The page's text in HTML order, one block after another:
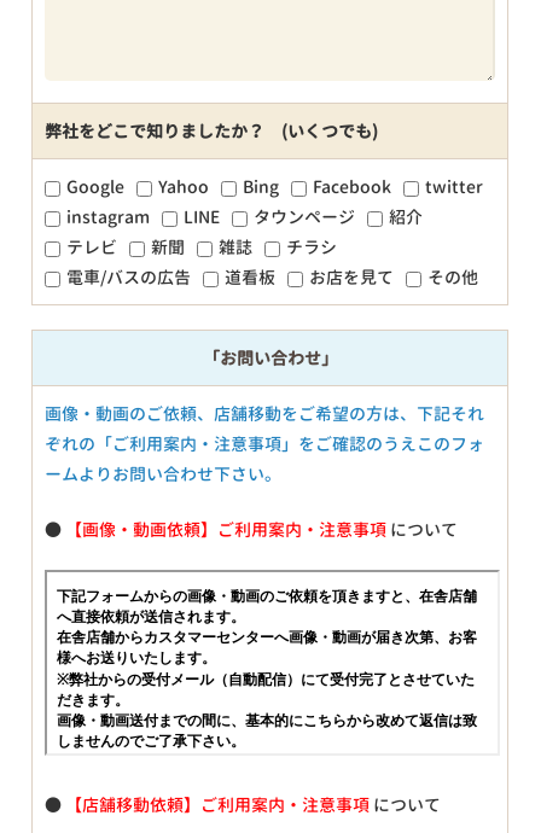
弊社をどこで知りましたか？ (いくつでも)
Google Yahoo Bing Facebook
twitter
instagram
LINE タウンページ
紹介
テレビ
新聞 雑誌
チラシ
電車/バスの広告
道看板 お店を見て その他
「お問い合わせ」
画像・動画のご依頼、店舗移動をご希望の方は、下記それ
ぞれの「ご利用案内・注意事項」をご確認のうえこのフォ
ームよりお問い合わせ下さい。
● 【画像・動画依頼】ご利用案内・注意事項 について
● 【店舗移動依頼】ご利用案内・注意事項 について